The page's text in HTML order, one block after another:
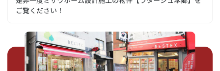
ご覧ください！